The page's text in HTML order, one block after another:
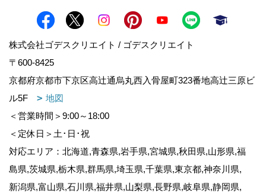
株式会社ゴデスクリエイト / ゴデスクリエイト
〒600-8425
京都府京都市下京区高辻通烏丸西入骨屋町323番地高辻三原ビ
ル5F
地図
＜営業時間＞9:00～18:00
＜定休日＞土･日･祝
対応エリア：北海道,青森県,岩手県,宮城県,秋田県,山形県,福
島県,茨城県,栃木県,群馬県,埼玉県,千葉県,東京都,神奈川県,
新潟県,富山県,石川県,福井県,山梨県,長野県,岐阜県,静岡県,